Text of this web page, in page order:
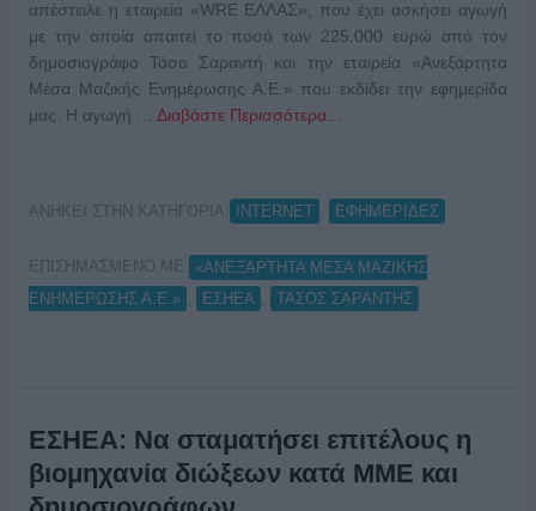
απέστειλε η εταιρεία «WRE ΕΛΛΑΣ», που έχει ασκήσει αγωγή
με την οποία απαιτεί το ποσό των 225.000 ευρώ από τον
δημοσιογράφο Τάσο Σαραντή και την εταιρεία «Ανεξάρτητα
Μέσα Μαζικής Ενημέρωσης Α.Ε.» που εκδίδει την εφημερίδα
μας. Η αγωγή … Διαβάστε Περισσότερα...
ΑΝΗΚΕΙ ΣΤΗΝ ΚΑΤΗΓΟΡΙΑ: INTERNET ΕΦΗΜΕΡΙΔΕΣ
ΕΠΙΣΗΜΑΣΜΕΝΟ ΜΕ:
«ΑΝΕΞΑΡΤΗΤΑ ΜΕΣΑ ΜΑΖΙΚΗΣ
ΕΝΗΜΕΡΩΣΗΣ Α.Ε.»
ΕΣΗΕΑ ΤΑΣΟΣ ΣΑΡΑΝΤΗΣ
ΕΣΗΕΑ: Να σταματήσει επιτέλους η
βιομηχανία διώξεων κατά ΜΜΕ και